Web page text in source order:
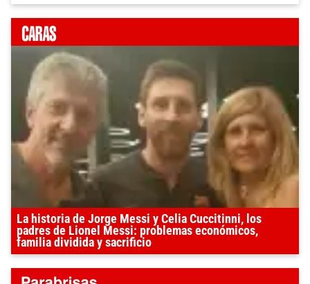
La historia de Jorge Messi y Celia Cuccitinni, los
padres de Lionel Messi: problemas económicos,
familia dividida y sacrificio